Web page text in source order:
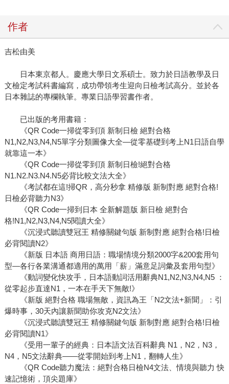
作者
吉松由美
日本東京都人。慶應大學日文系碩士。致力於日語教學及日
文檢定考試科書編寫，成功帶領考生迎向日檢考試高分。並於各
日本雜誌的專欄執筆。專業日語學習書作者。
已出版的考用書籍：
《QR Code一掃從零到頂 新制日檢 絕對合格
N1,N2,N3,N4,N5單字分類圖像大全—從零基礎到考上N1日語自學
就靠這一本》
《QR Code一掃從零到頂 新制日檢!絕對合格
N1.N2.N3.N4.N5必背比較文法大全》
《考試都在這!掃QR，高分秒拿 精修版 新制對應 絕對合格!
日檢必背聽力N3》
《QR Code一掃到日本 全新解題版 新日檢 絕對合
格!N1,N2,N3,N4,N5閱讀大全》
《沉浸式聽讀雙冠王 精修關鍵句版 新制對應 絕對合格!日檢
必背閱讀N2》
《新版 日本語 商用日語：職場情境分類2000字&200套用句
型—各行各業溝通都適用的萬用「薪」滿意足詞彙及套用句型》
《動詞變化快攻手，日本語動詞活用辭典N1,N2,N3,N4,N5 ：
從零起步直達N1，一本在手天下無敵!》
《新版 絕對合格 職場無敵，資訊為王「N2文法+新聞」：引
爆時事，30天內讓新聞助你攻克N2文法》
《沉浸式聽讀雙冠王 精修關鍵句版 新制對應 絕對合格!日檢
必背閱讀N1》
《受用一輩子的經典：日本語文法百科辭典 N1，N2，N3，
N4，N5文法辭典——從零開始到考上N1，翻轉人生》
《QR Code聽力魔法：絕對合格日檢N4文法、情境與聽力 快
速記憶術，頂尖題庫》